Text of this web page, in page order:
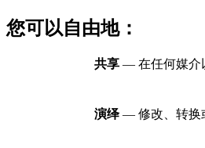
您可以自由地：
共享 — 在任何媒介
演绎 — 修改、转换